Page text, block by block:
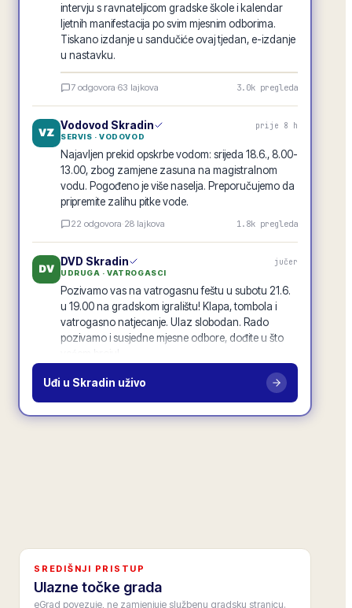
intervju s ravnateljicom gradske škole i kalendar
ljetnih manifestacija po svim mjesnim odborima.
Tiskano izdanje u sandučiće ovaj tjedan, e-izdanje
u nastavku.
E-GLASILO
Skradin glasnik · lipanj 2026.
7 odgovora·63 lajkova 3.0k pregleda
VZ
Vodovod Skradin prije 8 h
SERVIS · VODOVOD
Najavljen prekid opskrbe vodom: srijeda 18.6., 8.00-
13.00, zbog zamjene zasuna na magistralnom
vodu. Pogođeno je više naselja. Preporučujemo da
pripremite zalihu pitke vode.
22 odgovora·28 lajkova 1.8k pregleda
DV
DVD Skradin jučer
UDRUGA · VATROGASCI
Pozivamo vas na vatrogasnu feštu u subotu 21.6.
u 19.00 na gradskom igralištu! Klapa, tombola i
vatrogasno natjecanje. Ulaz slobodan. Rado
pozivamo i susjedne mjesne odbore, dođite u što
većem broju!
POZIV
19odgovora ·94lajkova pregleda
OŠ
Gradska osnovna škola
USTANOVA · ŠKOLA
Upis u 1. razred za školsku godinu 2026./27. je
Uđi u Skradin uživo
SREDIŠNJI PRISTUP
Ulazne točke grada
eGrad povezuje, ne zamjenjuje službenu gradsku stranicu.